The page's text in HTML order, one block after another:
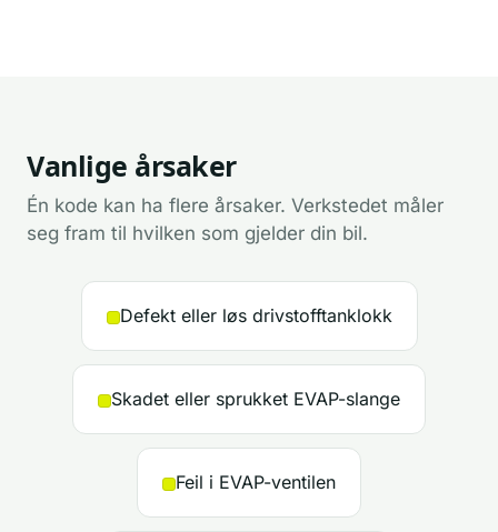
Vanlige årsaker
Én kode kan ha flere årsaker. Verkstedet måler
seg fram til hvilken som gjelder din bil.
Defekt eller løs drivstofftanklokk
Skadet eller sprukket EVAP-slange
Feil i EVAP-ventilen